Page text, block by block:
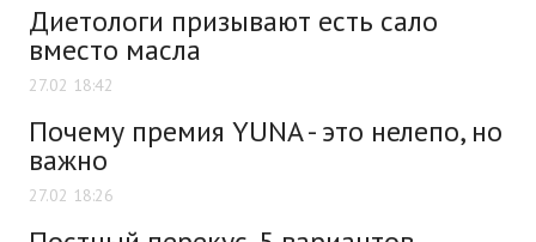
Диетологи призывают есть сало
вместо масла
27.02 18:42
Почему премия YUNA - это нелепо, но
важно
27.02 18:26